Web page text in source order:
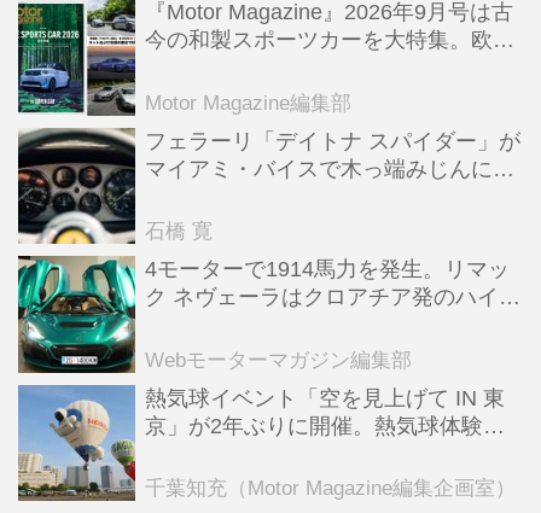
『Motor Magazine』2026年9月号は古
今の和製スポーツカーを大特集。欧州
Motor Magazine編集部
フェラーリ「デイトナ スパイダー」が
マイアミ・バイスで木っ端みじんにな
石橋 寛
4モーターで1914馬力を発生。リマッ
ク ネヴェーラはクロアチア発のハイパ
全版／115】
Webモーターマガジン編集部
熱気球イベント「空を見上げて IN 東
京」が2年ぶりに開催。熱気球体験搭
ンテンツも
千葉知充（Motor Magazine編集企画室）